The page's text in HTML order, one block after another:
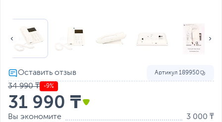
Артикул 189950
34 990 ₸ -9%
31 990 ₸
Вы экономите
3 000 ₸